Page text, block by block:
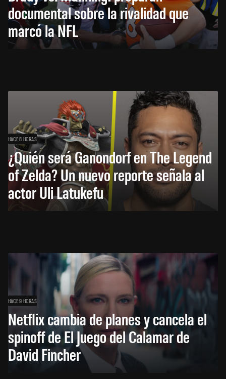
documental sobre la rivalidad que
marcó la NFL
HACE 8 HORAS
¿Quién será Ganondorf en The Legend
of Zelda? Un nuevo reporte señala al
actor Uli Latukefu
HACE 9 HORAS
Netflix cambia de planes y cancela el
spinoff de El Juego del Calamar de
David Fincher